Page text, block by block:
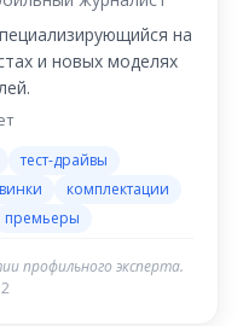
на
и новых моделях
тест-драйвы
комплектации
премьеры
профильного эксперта.